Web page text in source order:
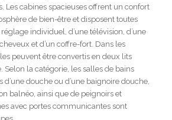
Les cabines spacieuses offrent un confort
de bien-être et disposent toutes
individuel, d’une télévision, d’une
et d’un coffre-fort. Dans les
peuvent être convertis en deux lits
Selon la catégorie, les salles de bains
d’une douche ou d’une baignoire douche,
balnéo, ainsi que de peignoirs et
avec portes communicantes sont